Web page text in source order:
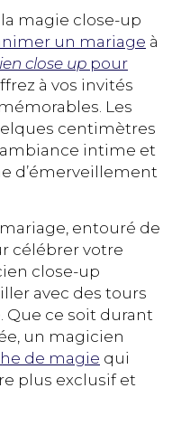
magie close-up
un mariage à
close up pour
à vos invités
Les
centimètres
intime et
d’émerveillement
entouré de
célébrer votre
close-up
avec des tours
Que ce soit durant
un magicien
de magie qui
plus exclusif et